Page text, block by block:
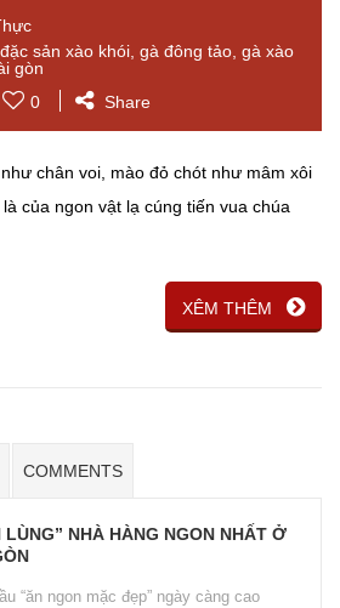
đặc sản xào khói gà đông tảo gà xào
gòn
0 Share
chân voi, mào đỏ chót như mâm xôi
của ngon vật lạ cúng tiến vua chúa
XÊM THÊM
COMMENTS
LÙNG” NHÀ HÀNG NGON NHẤT Ở
“ăn ngon mặc đẹp” ngày càng cao